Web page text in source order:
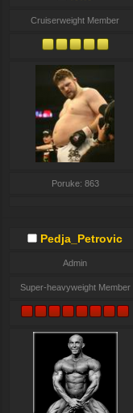
Cruiserweight Member
Poruke: 863
Pedja_Petrovic
Admin
Super-heavyweight Member